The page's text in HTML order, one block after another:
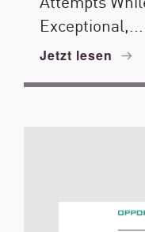
Exceptional,...
Jetzt lesen